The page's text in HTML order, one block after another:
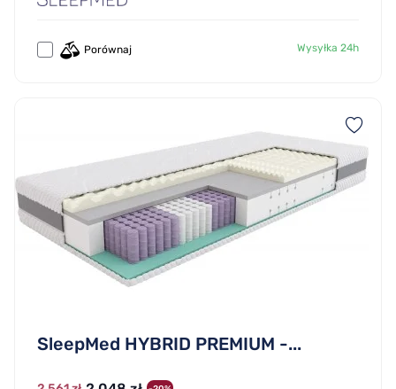
Porównaj Wysyłka 24h
SleepMed HYBRID PREMIUM -...